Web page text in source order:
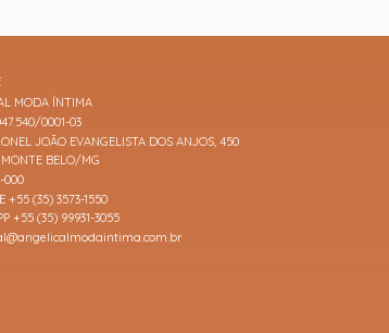
MODA ÍNTIMA
0001-03
JOÃO EVANGELISTA DOS ANJOS, 450
BELO/MG
000
+55 (35) 3573-1550
+55 (35) 99931-3055